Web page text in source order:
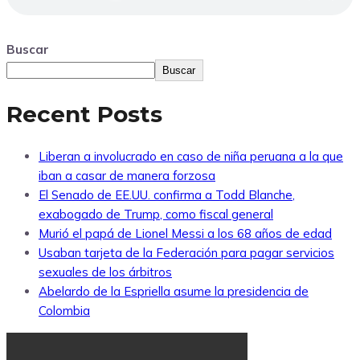
Buscar
Buscar
Recent Posts
Liberan a involucrado en caso de niña peruana a la que
iban a casar de manera forzosa
El Senado de EE.UU. confirma a Todd Blanche,
exabogado de Trump, como fiscal general
Murió el papá de Lionel Messi a los 68 años de edad
Usaban tarjeta de la Federación para pagar servicios
sexuales de los árbitros
Abelardo de la Espriella asume la presidencia de
Colombia